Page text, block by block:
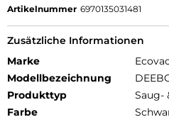
Artikelnummer 6970135031481
Zusätzliche Informationen
Marke
Modellbezeichnung
Produkttyp
Saug-
Farbe